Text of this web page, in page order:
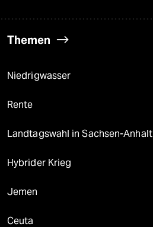
Themen
Niedrigwasser
Rente
Landtagswahl in Sachsen-Anhalt
Hybrider Krieg
Jemen
Ceuta